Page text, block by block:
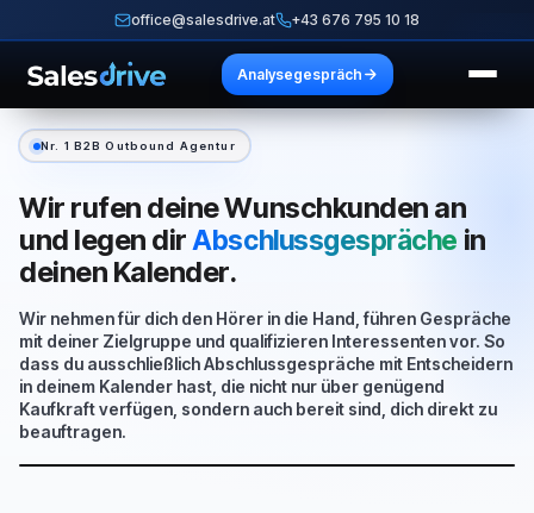
office@salesdrive.at +43 676 795 10 18
Analysegespräch
Nr. 1 B2B Outbound Agentur
Wir rufen deine Wunschkunden an
und legen dirAbschlussgespräche in
deinen Kalender.
Wir nehmen für dich den Hörer in die Hand, führen Gespräche
mit deiner Zielgruppe und qualifizieren Interessenten vor. So
dass du ausschließlich Abschlussgespräche mit Entscheidern
in deinem Kalender hast, die nicht nur über genügend
Kaufkraft verfügen, sondern auch bereit sind, dich direkt zu
beauftragen.